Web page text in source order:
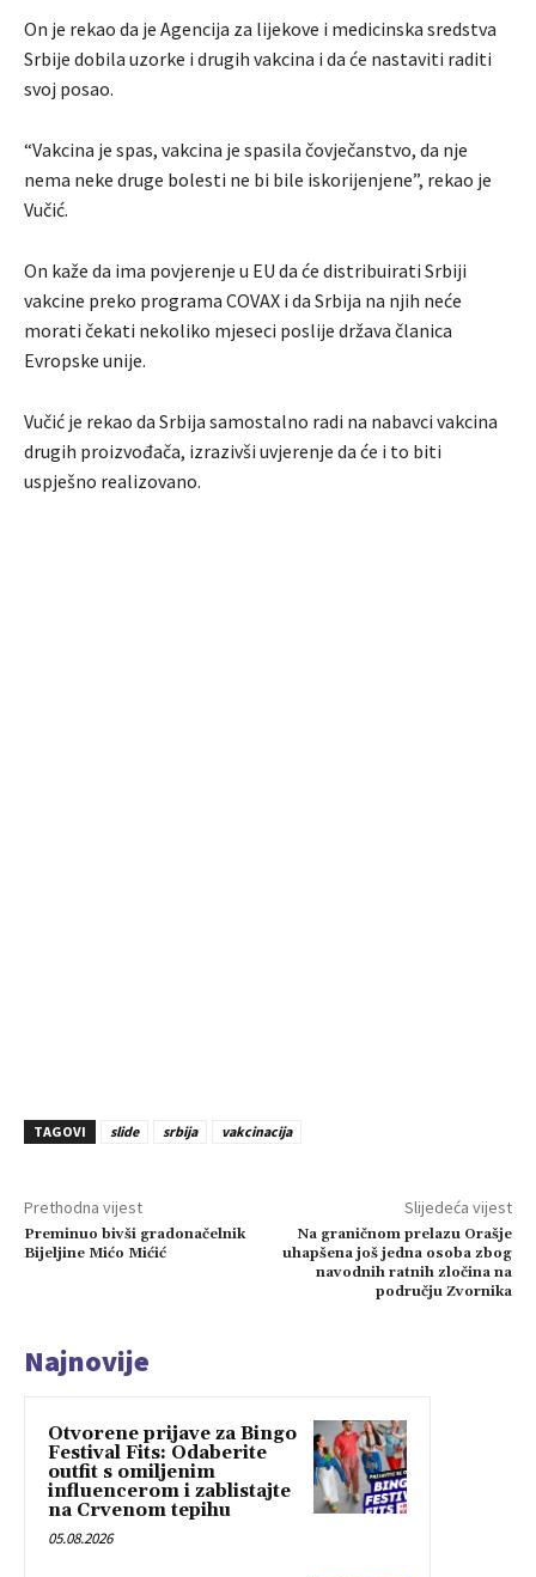
On je rekao da je Agencija za lijekove i medicinska sredstva
Srbije dobila uzorke i drugih vakcina i da će nastaviti raditi
svoj posao.
“Vakcina je spas, vakcina je spasila čovječanstvo, da nje
nema neke druge bolesti ne bi bile iskorijenjene”, rekao je
Vučić.
On kaže da ima povjerenje u EU da će distribuirati Srbiji
vakcine preko programa COVAX i da Srbija na njih neće
morati čekati nekoliko mjeseci poslije država članica
Evropske unije.
Vučić je rekao da Srbija samostalno radi na nabavci vakcina
drugih proizvođača, izrazivši uvjerenje da će i to biti
uspješno realizovano.
TAGOVI slide srbija vakcinacija
Prethodna vijest
Preminuo bivši gradonačelnik
Bijeljine Mićo Mićić
Slijedeća vijest
Na graničnom prelazu Orašje
uhapšena još jedna osoba zbog
navodnih ratnih zločina na
području Zvornika
Najnovije
Otvorene prijave za Bingo
Festival Fits: Odaberite
outfit s omiljenim
influencerom i zablistajte
na Crvenom tepihu
05.08.2026